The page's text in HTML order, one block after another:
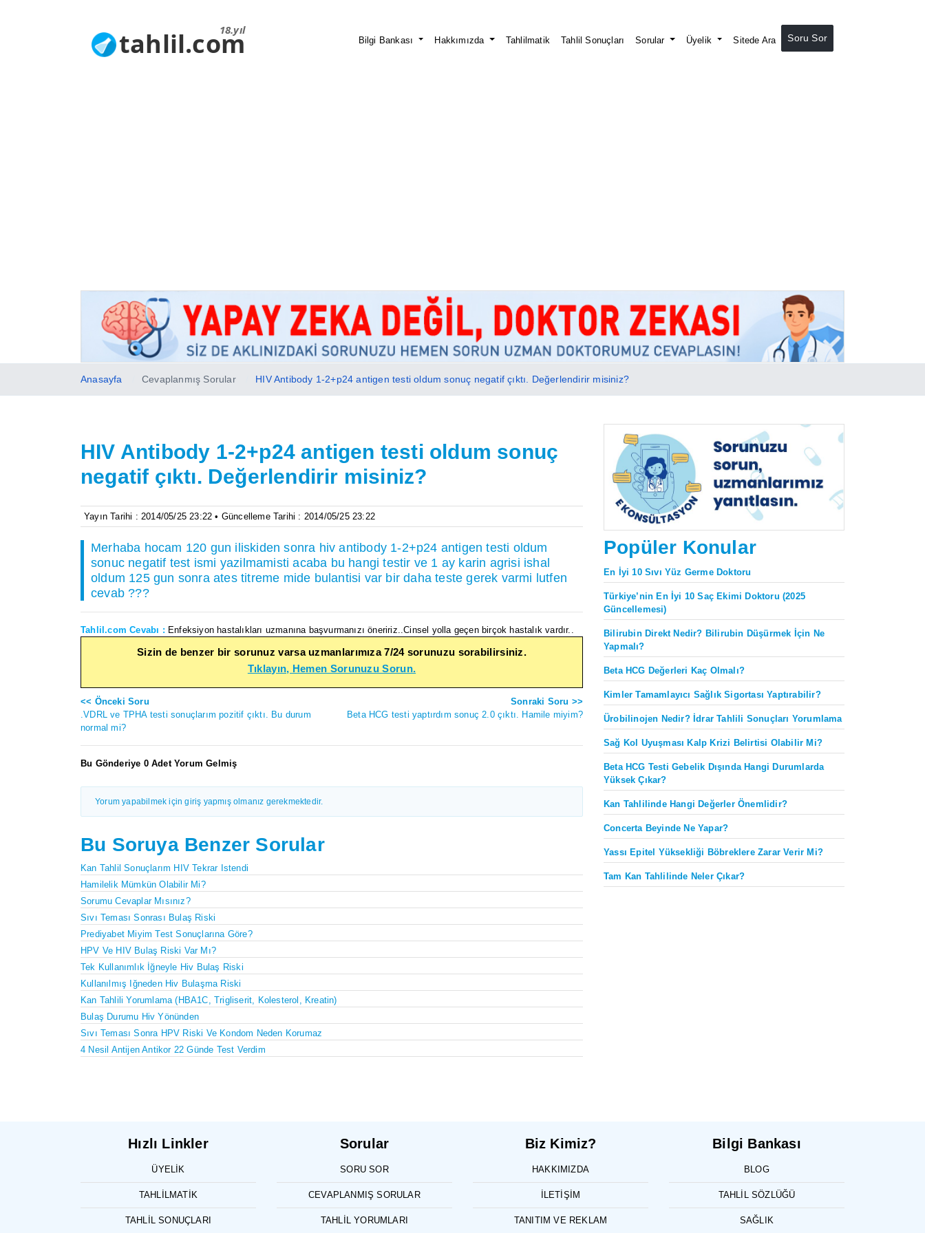
18.yıl
tahlil.com Bilgi Bankası Hakkımızda Tahlilmatik Tahlil Sonuçları Sorular Üyelik Sitede Ara Soru Sor
Anasayfa Cevaplanmış Sorular HIV Antibody 1-2+p24 antigen testi oldum sonuç negatif çıktı. Değerlendirir misiniz?
HIV Antibody 1-2+p24 antigen testi oldum sonuç
negatif çıktı. Değerlendirir misiniz?
Yayın Tarihi : 2014/05/25 23:22 • Güncelleme Tarihi : 2014/05/25 23:22
Merhaba hocam 120 gun iliskiden sonra hiv antibody 1-2+p24 antigen testi oldum
sonuc negatif test ismi yazilmamisti acaba bu hangi testir ve 1 ay karin agrisi ishal
oldum 125 gun sonra ates titreme mide bulantisi var bir daha teste gerek varmi lutfen
cevab ???
Tahlil.com Cevabı : Enfeksiyon hastalıkları uzmanına başvurmanızı öneririz..Cinsel yolla geçen birçok hastalık vardır..
Sizin de benzer bir sorunuz varsa uzmanlarımıza 7/24 sorunuzu sorabilirsiniz.
Tıklayın, Hemen Sorunuzu Sorun.
<< Önceki Soru
.VDRL ve TPHA testi sonuçlarım pozitif çıktı. Bu durum
normal mi?
Sonraki Soru >>
Beta HCG testi yaptırdım sonuç 2.0 çıktı. Hamile miyim?
Bu Gönderiye 0 Adet Yorum Gelmiş
Yorum yapabilmek için giriş yapmış olmanız gerekmektedir.
Bu Soruya Benzer Sorular
Kan Tahlil Sonuçlarım HIV Tekrar Istendi
Hamilelik Mümkün Olabilir Mi?
Sorumu Cevaplar Mısınız?
Sıvı Teması Sonrası Bulaş Riski
Prediyabet Miyim Test Sonuçlarına Göre?
HPV Ve HIV Bulaş Riski Var Mı?
Tek Kullanımlık İğneyle Hiv Bulaş Riski
Kullanılmış Iğneden Hiv Bulaşma Riski
Kan Tahlili Yorumlama (HBA1C, Trigliserit, Kolesterol, Kreatin)
Bulaş Durumu Hiv Yönünden
Sıvı Teması Sonra HPV Riski Ve Kondom Neden Korumaz
4 Nesil Antijen Antikor 22 Günde Test Verdim
Popüler Konular
En İyi 10 Sıvı Yüz Germe Doktoru
Türkiye’nin En İyi 10 Saç Ekimi Doktoru (2025
Güncellemesi)
Bilirubin Direkt Nedir? Bilirubin Düşürmek İçin Ne
Yapmalı?
Beta HCG Değerleri Kaç Olmalı?
Kimler Tamamlayıcı Sağlık Sigortası Yaptırabilir?
Ürobilinojen Nedir? İdrar Tahlili Sonuçları Yorumlama
Sağ Kol Uyuşması Kalp Krizi Belirtisi Olabilir Mi?
Beta HCG Testi Gebelik Dışında Hangi Durumlarda
Yüksek Çıkar?
Kan Tahlilinde Hangi Değerler Önemlidir?
Concerta Beyinde Ne Yapar?
Yassı Epitel Yüksekliği Böbreklere Zarar Verir Mi?
Tam Kan Tahlilinde Neler Çıkar?
Hızlı Linkler
ÜYELIK
TAHLILMATIK
TAHLIL SONUÇLARI
Sorular
SORU SOR
CEVAPLANMIŞ SORULAR
TAHLIL YORUMLARI
Biz Kimiz?
HAKKIMIZDA
İLETIŞIM
TANITIM VE REKLAM
Bilgi Bankası
BLOG
TAHLIL SÖZLÜĞÜ
SAĞLIK